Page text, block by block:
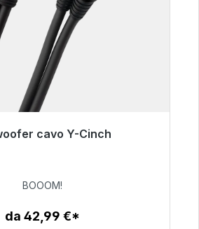
cavo Y-Cinch
spedizione immediata, tempo di
53,49 €
BOOOM!
da 42,99 €*